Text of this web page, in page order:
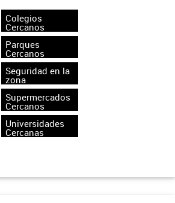
Colegios
Cercanos
Parques
Cercanos
Seguridad en la
zona
Supermercados
Cercanos
Universidades
Cercanas